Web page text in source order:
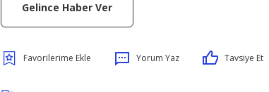
Gelince Haber Ver
Yorum Yaz Tavsiye Et